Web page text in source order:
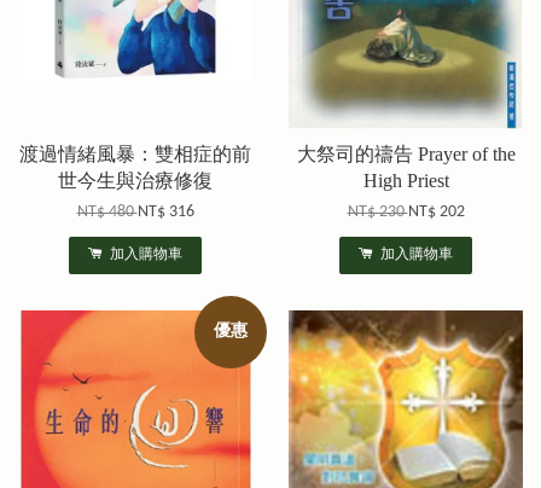
渡過情緒風暴：雙相症的前
世今生與治療修復
NT$ 480NT$ 316
加入購物車
大祭司的禱告 Prayer of the
High Priest
NT$ 230NT$ 202
加入購物車
優惠